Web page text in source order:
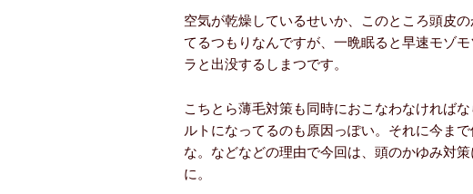
空気が乾燥しているせいか、このところ頭皮
てるつもりなんですが、一晩眠ると早速モゾ
ラと出没するしまつです。
こちとら薄毛対策も同時におこなわなければ
ルトになってるのも原因っぽい。それに今ま
な。などなどの理由で今回は、頭のかゆみ対
に。